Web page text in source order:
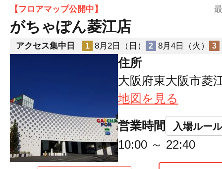
【フロアマップ公開中】
がちゃぽん菱江店
アクセス集中日 1 8月2日（日） 2 8月4日（火） 3
住所
大阪府東大阪市菱
地図を見る
営業時間 入場ルール
10:00 ～ 22:40